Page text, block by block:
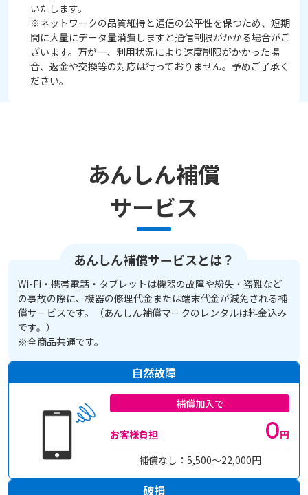
いたします。
※ネットワークの品質維持と通信の公平性を保つため、短期
間に大量にデータ量消費しますと通信制限がかかる場合がご
ざいます。万が一、利用状況により速度制限がかかった場
合、返金や交換等の対応は行っておりません。予めご了承く
ださい。
あんしん補償
サービス
あんしん補償サービスとは？
Wi-Fi・携帯電話・タブレットは機器の故障や紛失・盗難など
の事故の際に、機器の修理代金または端末代金が減免される補
償サービスです。（あんしん補償マークのレンタルは料金込み
です。）
※全商品共通です。
自然故障
補償加入で
お客様負担 0円
補償なし：5,500〜22,000円
破損